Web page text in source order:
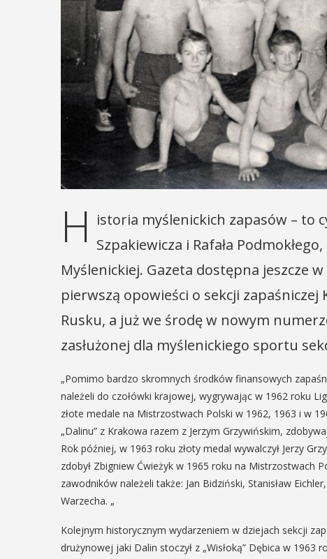
H istoria myślenickich zapasów – to
Szpakiewicza i Rafała
Myślenickiej. Gazeta dostępna jeszcze
pierwszą opowieści o sekcji zapaśniczej
Rusku, a już we środę w nowym
zasłużonej dla myślenickiego sportu
„Pomimo bardzo skromnych środków finansowych
należeli do czołówki krajowej, wygrywając w 1962 roku
złote medale na Mistrzostwach Polski w 1962, 1963 i w
„Dalinu” z Krakowa razem z Jerzym Grzywińskim,
Rok później, w 1963 roku złoty medal wywalczył Jerzy
zdobył Zbigniew Ćwieżyk w 1965 roku na Mistrzostwach
zawodników należeli także: Jan Bidziński, Stanisław
Warzecha. „
Kolejnym historycznym wydarzeniem w dziejach sekcji
drużynowej jaki Dalin stoczył z „Wisłoką” Dębica w